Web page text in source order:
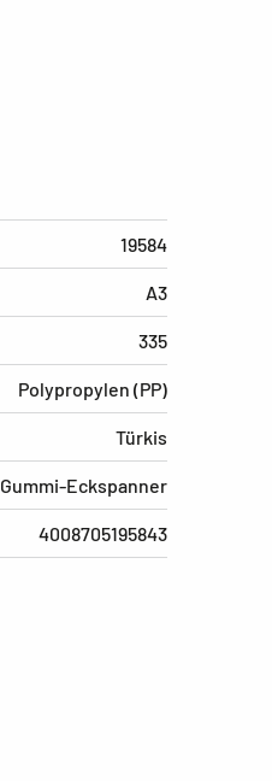
19584
A3
335
Polypropylen (PP)
Türkis
Gummi-Eckspanner
4008705195843